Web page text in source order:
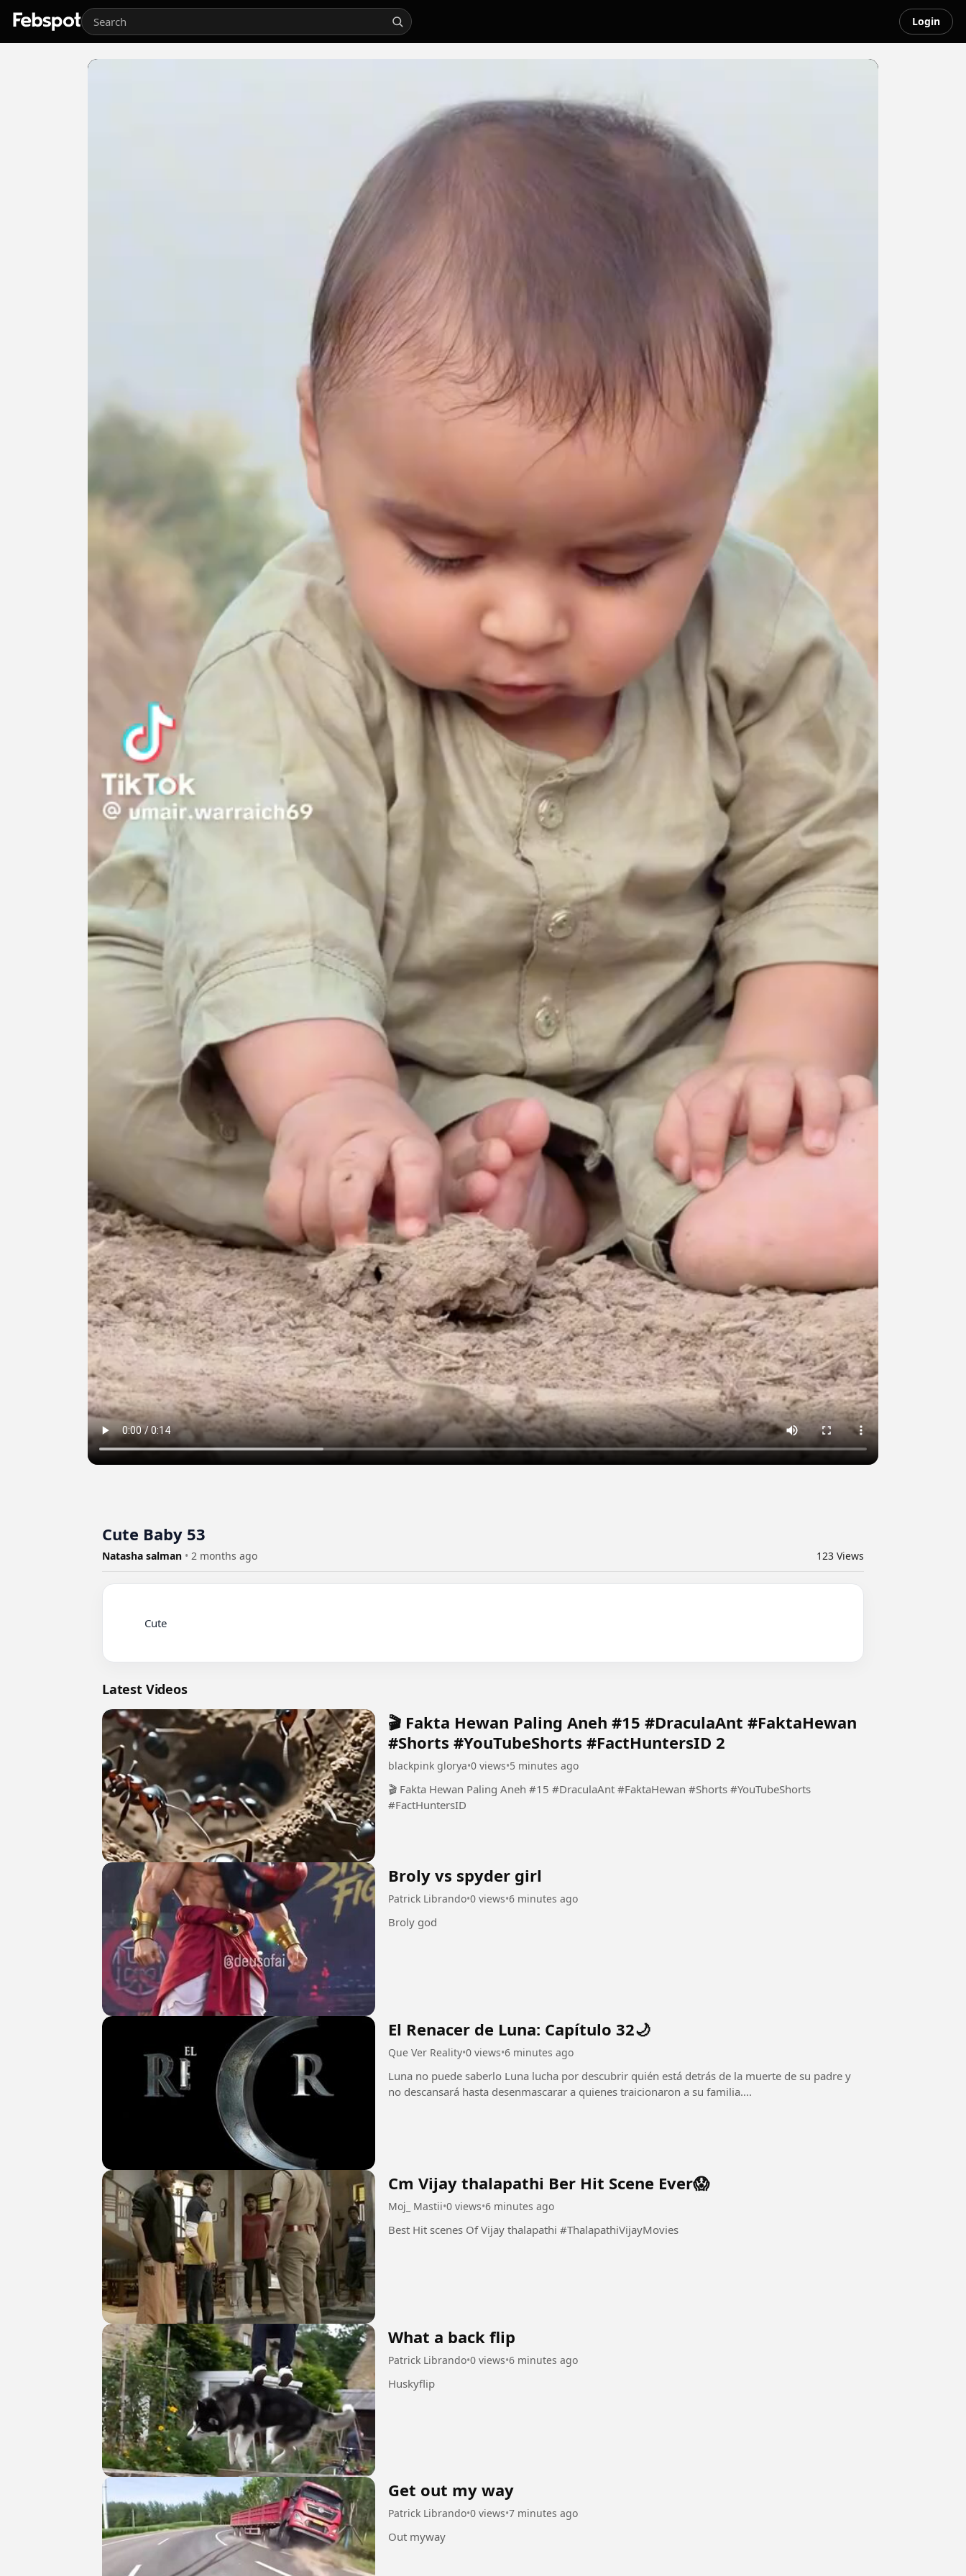
Login
Cute Baby 53
Natasha salman • 2 months ago 123 Views
Latest Videos
🎬 Fakta Hewan Paling Aneh #15 #DraculaAnt #FaktaHewan
#Shorts #YouTubeShorts #FactHuntersID 2
blackpink glorya•0 views•5 minutes ago
🎬 Fakta Hewan Paling Aneh #15 #DraculaAnt #FaktaHewan #Shorts #YouTubeShorts
#FactHuntersID
Broly vs spyder girl
Patrick Librando•0 views•6 minutes ago
Broly god
El Renacer de Luna: Capítulo 32🌙
Que Ver Reality•0 views•6 minutes ago
Luna no puede saberlo Luna lucha por descubrir quién está detrás de la muerte de su padre y
no descansará hasta desenmascarar a quienes traicionaron a su familia....
Cm Vijay thalapathi Ber Hit Scene Ever😱
Moj_ Mastii•0 views•6 minutes ago
Best Hit scenes Of Vijay thalapathi #ThalapathiVijayMovies
What a back flip
Patrick Librando•0 views•6 minutes ago
Huskyflip
Get out my way
Patrick Librando•0 views•7 minutes ago
Out myway